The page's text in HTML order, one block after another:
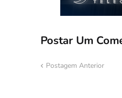
Postar Um
Postagem Anterior